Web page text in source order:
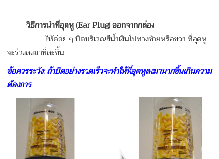
วิธีการนำที่อุดหู(Ear Plug) ออกจากกล่อง
ให้ค่อย ๆ บิดบริเวณสีน้ำเงินไปทางซ้ายหรือขวา ที่อุดหู
จะร่วงลงมาที่ละชิ้น
ข้อควรระวัง: ถ้าบิดอย่างรวดเร็วจะทำให้ที่อุดหูลงมามากชิ้นเกินความ
ต้องการ